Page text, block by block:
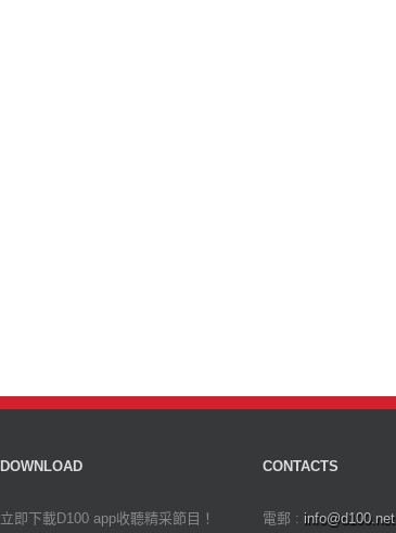
DOWNLOAD
立即下載D100 app收聽精采節目！
CONTACTS
電郵 : info@d100.net